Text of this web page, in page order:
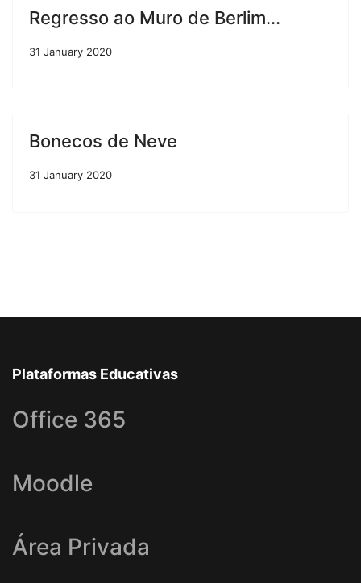
Regresso ao Muro de Berlim...
31 January 2020
Bonecos de Neve
31 January 2020
Plataformas Educativas
Office 365
Moodle
Área Privada